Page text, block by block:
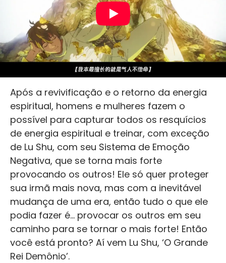
Após a revivificação e o retorno da energia
espiritual, homens e mulheres fazem o
possível para capturar todos os resquícios
de energia espiritual e treinar, com exceção
de Lu Shu, com seu Sistema de Emoção
Negativa, que se torna mais forte
provocando os outros! Ele só quer proteger
sua irmã mais nova, mas com a inevitável
mudança de uma era, então tudo o que ele
podia fazer é… provocar os outros em seu
caminho para se tornar o mais forte! Então
você está pronto? Aí vem Lu Shu, ‘O Grande
Rei Demônio’.